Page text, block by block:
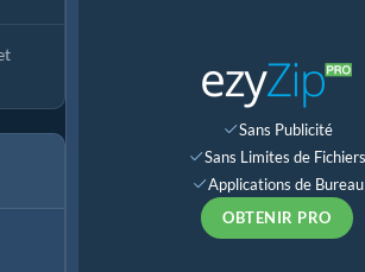
Sans Publicité
Sans Limites de Fichiers
Applications de Bureau
OBTENIR PRO